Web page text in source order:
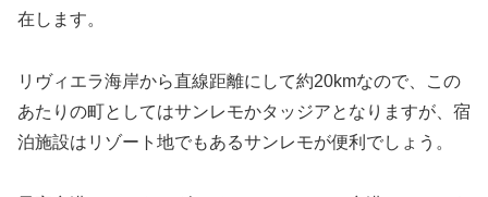
在します。
リヴィエラ海岸から直線距離にして約20kmなので、この
あたりの町としてはサンレモかタッジアとなりますが、宿
泊施設はリゾート地でもあるサンレモが便利でしょう。